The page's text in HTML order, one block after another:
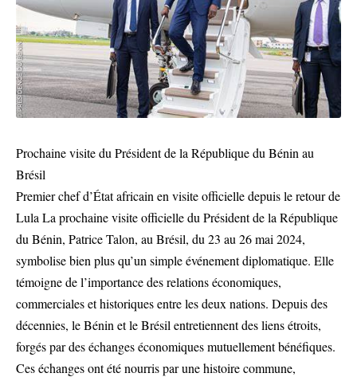
Prochaine visite du Président de la République du Bénin au
Brésil
Premier chef d’État africain en visite officielle depuis le retour de
Lula La prochaine visite officielle du Président de la République
du Bénin, Patrice Talon, au Brésil, du 23 au 26 mai 2024,
symbolise bien plus qu’un simple événement diplomatique. Elle
témoigne de l’importance des relations économiques,
commerciales et historiques entre les deux nations. Depuis des
décennies, le Bénin et le Brésil entretiennent des liens étroits,
forgés par des échanges économiques mutuellement bénéfiques.
Ces échanges ont été nourris par une histoire commune,